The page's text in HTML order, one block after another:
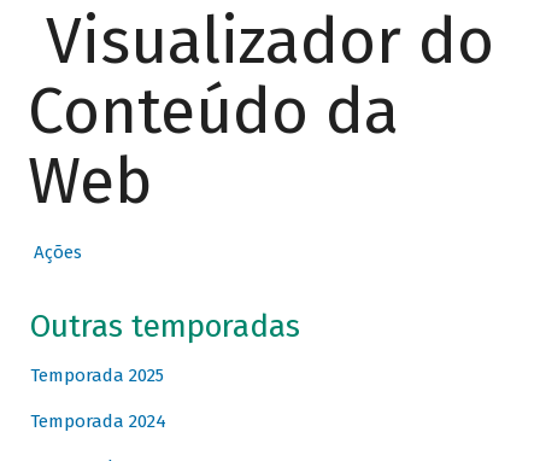
Visualizador do
Conteúdo da
Web
Ações
Outras temporadas
Temporada 2025
Temporada 2024